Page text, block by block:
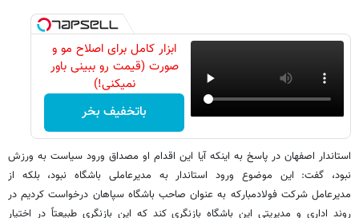
ابزار کامل برای اصلاح مو و
صورت (قیمت رو ببینی باور
نمیکنی!)
باتخفیف بخر
استاندار اصفهان در پاسخ به اینکه آیا این اقدام او مصداق ورود سیاست به ورزش
نبود، گفت: این موضوع ورود استاندار به مدیرعاملی باشگاه نبود، بلکه از
مدیرعامل شرکت فولادمبارکه به عنوان صاحب باشگاه سپاهان درخواست کردیم در
روند اداری و مدیریتی این باشگاه بازنگری کند که این بازنگری طبیعتاً در اختیار